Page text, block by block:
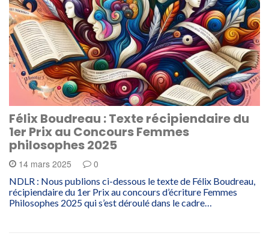
Félix Boudreau : Texte récipiendaire du
1er Prix au Concours Femmes
philosophes 2025
14 mars 2025 0
NDLR : Nous publions ci-dessous le texte de Félix Boudreau,
récipiendaire du 1er Prix au concours d’écriture Femmes
Philosophes 2025 qui s’est déroulé dans le cadre…